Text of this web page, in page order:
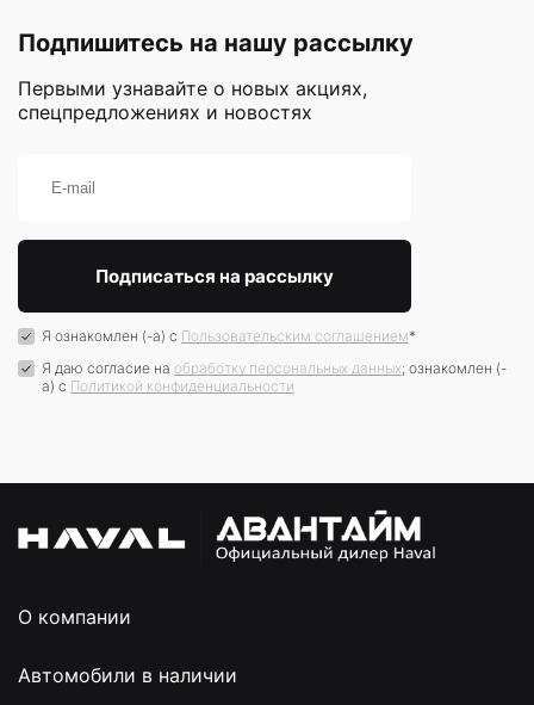
Подпишитесь на нашу рассылку
Первыми узнавайте о новых акциях,
спецпредложениях и новостях
Я ознакомлен (-а) с Пользовательским соглашением*
Я даю согласие на обработку персональных данных; ознакомлен (-
а) c Политикой конфиденциальности
О компании
Автомобили в наличии